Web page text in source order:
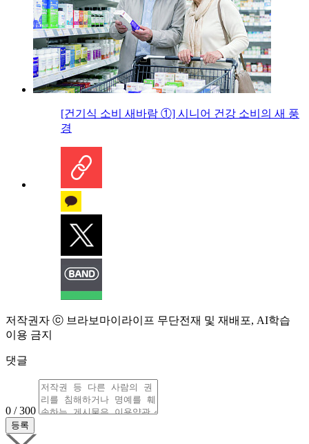
[건기식 소비 새바람 ①] 시니어 건강 소비의 새 풍
경
저작권자 ⓒ 브라보마이라이프 무단전재 및 재배포, AI학습
이용 금지
댓글
0 / 300